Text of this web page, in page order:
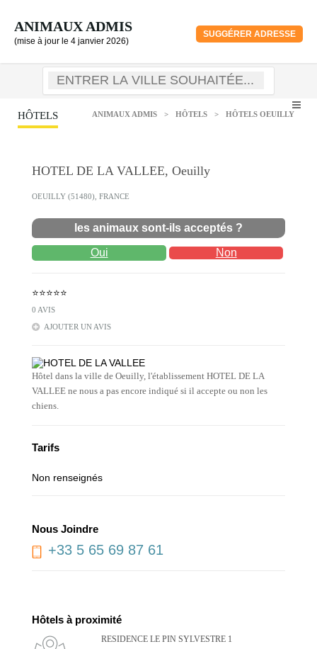
ANIMAUX ADMIS
(mise à jour le 4 janvier 2026)
SUGGÉRER ADRESSE
HÔTELS ANIMAUX ADMIS > HÔTELS > HÔTELS OEUILLY
HOTEL DE LA VALLEE, Oeuilly
OEUILLY (51480), FRANCE
les animaux sont-ils acceptés ?
Oui Non
⭐⭐⭐⭐⭐
0 AVIS
AJOUTER UN AVIS
Hôtel dans la ville de Oeuilly, l'établissement HOTEL DE LA
VALLEE ne nous a pas encore indiqué si il accepte ou non les
chiens.
Tarifs
Non renseignés
Nous Joindre
+33 5 65 69 87 61
Hôtels à proximité
RESIDENCE LE PIN SYLVESTRE 1